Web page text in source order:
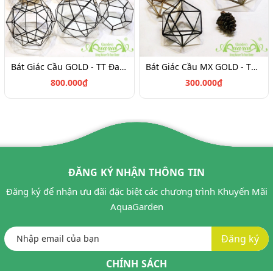
Bát Giác Cầu GOLD - TT Đa Giác
800.000₫
Bát Giác Cầu MX GOLD - TT Đa Giác
300.000₫
ĐĂNG KÝ NHẬN THÔNG TIN
Đăng ký để nhận ưu đãi đặc biệt các chương trình Khuyến Mãi
AquaGarden
Đăng ký
CHÍNH SÁCH